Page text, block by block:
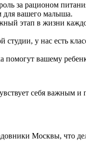
за рационом
для вашего малыша.
этап в жизни
у нас есть
вашему
себя
Москвы, что